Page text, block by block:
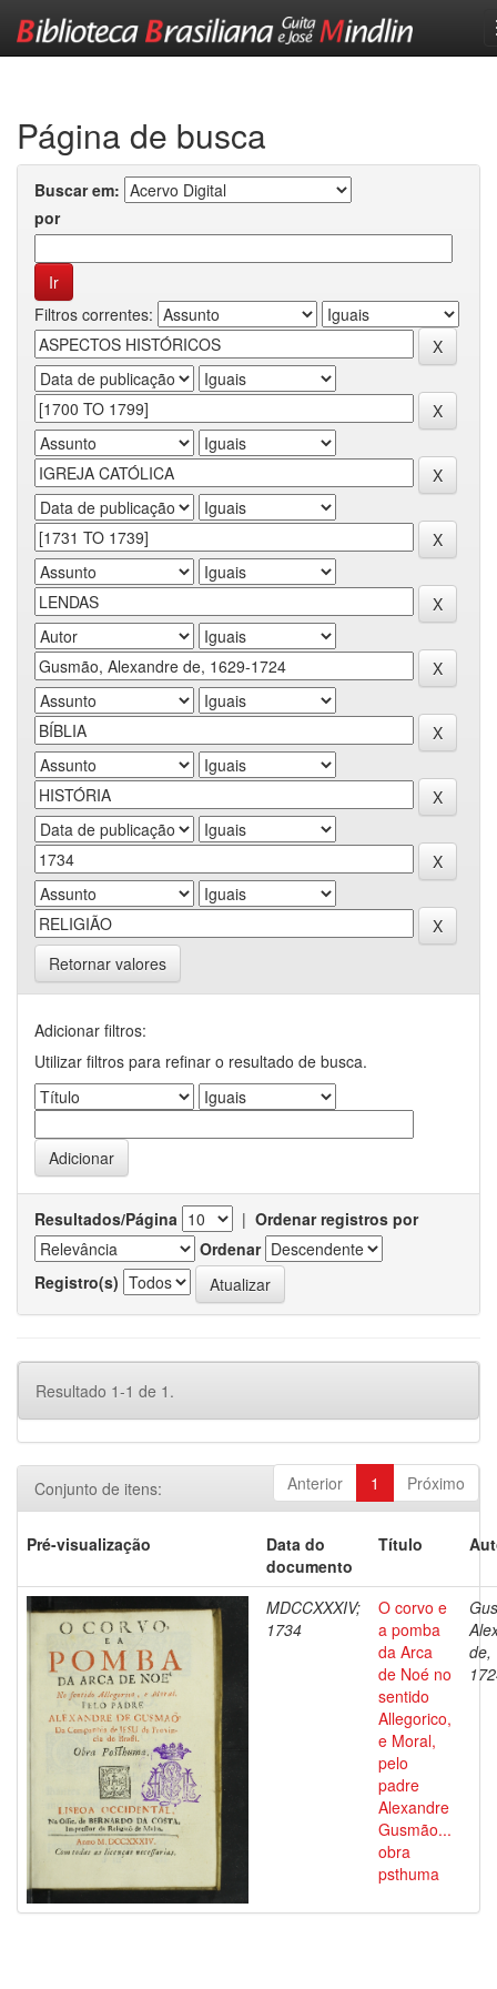
Página de busca
Buscar em:
por
Filtros correntes:
Retornar valores
Adicionar filtros:
Utilizar filtros para refinar o resultado de busca.
Resultados/Página | Ordenar registros por
Ordenar
Registro(s)
Resultado 1-1 de 1.
Anterior 1 Próximo
Conjunto de itens:
Pré-visualização
Data do
documento
Título
MDCCXXXIV;
1734
O corvo e
a pomba
da Arca
de Noé no
sentido
Allegorico,
e Moral,
pelo
padre
Alexandre
Gusmão...
obra
psthuma
de,